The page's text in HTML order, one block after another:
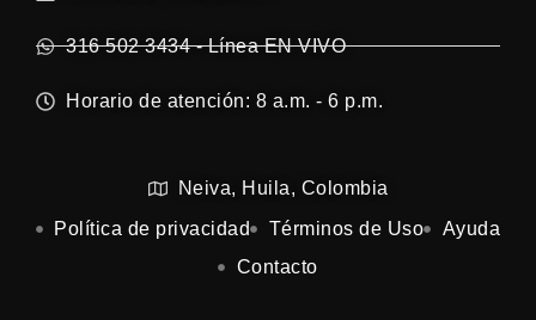
316 502 3434 - Línea EN VIVO
Horario de atención: 8 a.m. - 6 p.m.
Neiva, Huila, Colombia
Política de privacidad
Términos de Uso
Ayuda
Contacto